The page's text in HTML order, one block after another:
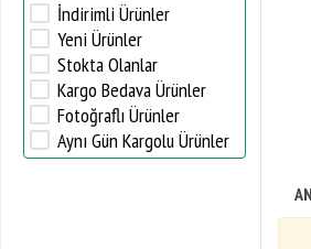
İndirimli Ürünler
Yeni Ürünler
Stokta Olanlar
Kargo Bedava Ürünler
Fotoğraflı Ürünler
Aynı Gün Kargolu Ürünler